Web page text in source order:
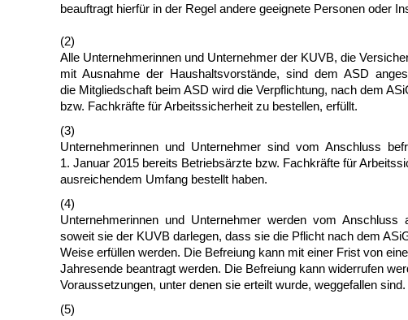
beauftragt hierfür in der Regel andere geeignete Personen oder
(2)
Alle Unternehmerinnen und Unternehmer der KUVB, die
mit Ausnahme der Haushaltsvorstände, sind dem ASD
die Mitgliedschaft beim ASD wird die Verpflichtung, nach dem
bzw. Fachkräfte für Arbeitssicherheit zu bestellen, erfüllt.
(3)
Unternehmerinnen und Unternehmer sind vom Anschluss
1. Januar 2015 bereits Betriebsärzte bzw. Fachkräfte für
ausreichendem Umfang bestellt haben.
(4)
Unternehmerinnen und Unternehmer werden vom Anschluss
soweit sie der KUVB darlegen, dass sie die Pflicht nach dem
Weise erfüllen werden. Die Befreiung kann mit einer Frist von
Jahresende beantragt werden. Die Befreiung kann widerrufen
Voraussetzungen, unter denen sie erteilt wurde, weggefallen sind.
(5)